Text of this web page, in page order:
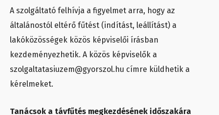
A szolgáltató felhívja a figyelmet arra, hogy az
általánostól eltérő fűtést (indítást, leállítást) a
lakóközösségek közös képviselői írásban
kezdeményezhetik. A közös képviselők a
szolgaltatasiuzem@gyorszol.hu címre küldhetik a
kérelmeket.
Tanácsok a távfűtés megkezdésének időszakára